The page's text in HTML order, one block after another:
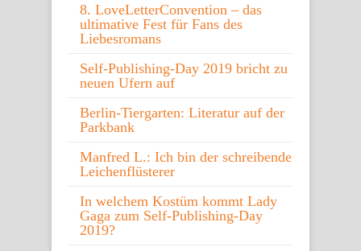
8. LoveLetterConvention – das
ultimative Fest für Fans des
Liebesromans
Self-Publishing-Day 2019 bricht zu
neuen Ufern auf
Berlin-Tiergarten: Literatur auf der
Parkbank
Manfred L.: Ich bin der schreibende
Leichenflüsterer
In welchem Kostüm kommt Lady
Gaga zum Self-Publishing-Day
2019?